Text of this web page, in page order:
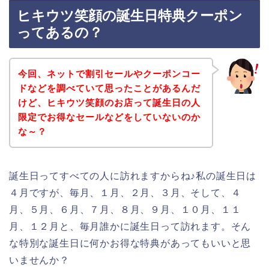
ヒキウツ笑顔の誕生日特典クーポン
ってあるの？
今回、ネットで割引セールやクーポンコー
ドなどを調べていて思ったことがあるんだ
けど、ヒキウツ笑顔のお店って誕生日の人
限定でお得なセールなどをしていないのか
な～？
誕生日ってすべての人に訪れますからね♪私の誕生日は
４月ですが、毎月、１月、２月、３月、そして、４
月、５月、６月、７月、８月、９月、１０月、１１
月、１２月と、毎月誰かに誕生日って訪れます。そん
な特別な誕生日に何かお得な特典があってもいいと思
いませんか？